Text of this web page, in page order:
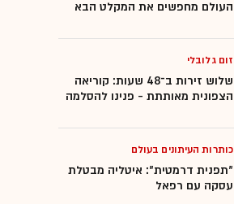
העולם מחפשים את המקלט הבא
זום גלובלי
שלוש זירות ב־48 שעות: קוריאה
הצפונית מאותתת - פנינו להסלמה
כותרות העיתונים בעולם
"תפנית דרמטית": איטליה מבטלת
עסקה עם רפאל